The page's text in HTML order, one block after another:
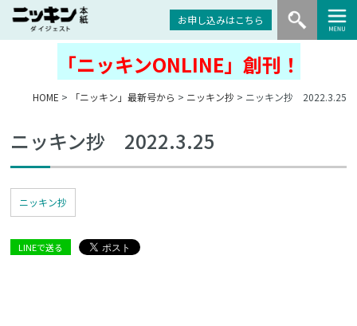
お申し込みはこちら
「ニッキンONLINE」創刊！
HOME > 「ニッキン」最新号から > ニッキン抄 > ニッキン抄 2022.3.25
ニッキン抄 2022.3.25
ニッキン抄
LINEで送る